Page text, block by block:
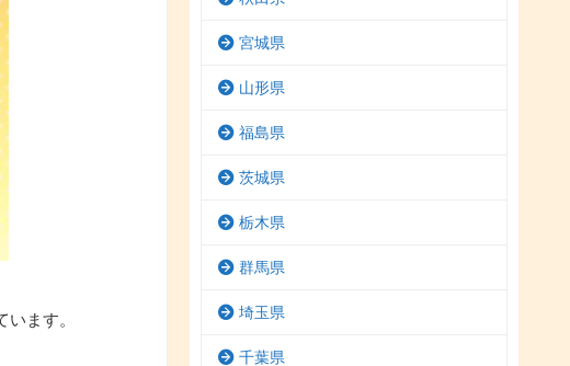
ます。
宮城県
山形県
福島県
茨城県
栃木県
群馬県
埼玉県
千葉県